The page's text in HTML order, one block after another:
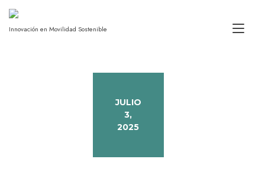
Innovación en Movilidad Sostenible
JULIO
3,
2025